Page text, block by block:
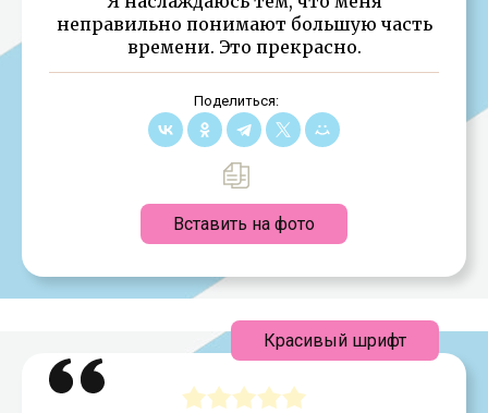
неправильно понимают большую часть
времени. Это прекрасно.
Поделиться:
Вставить на фото
Красивый шрифт